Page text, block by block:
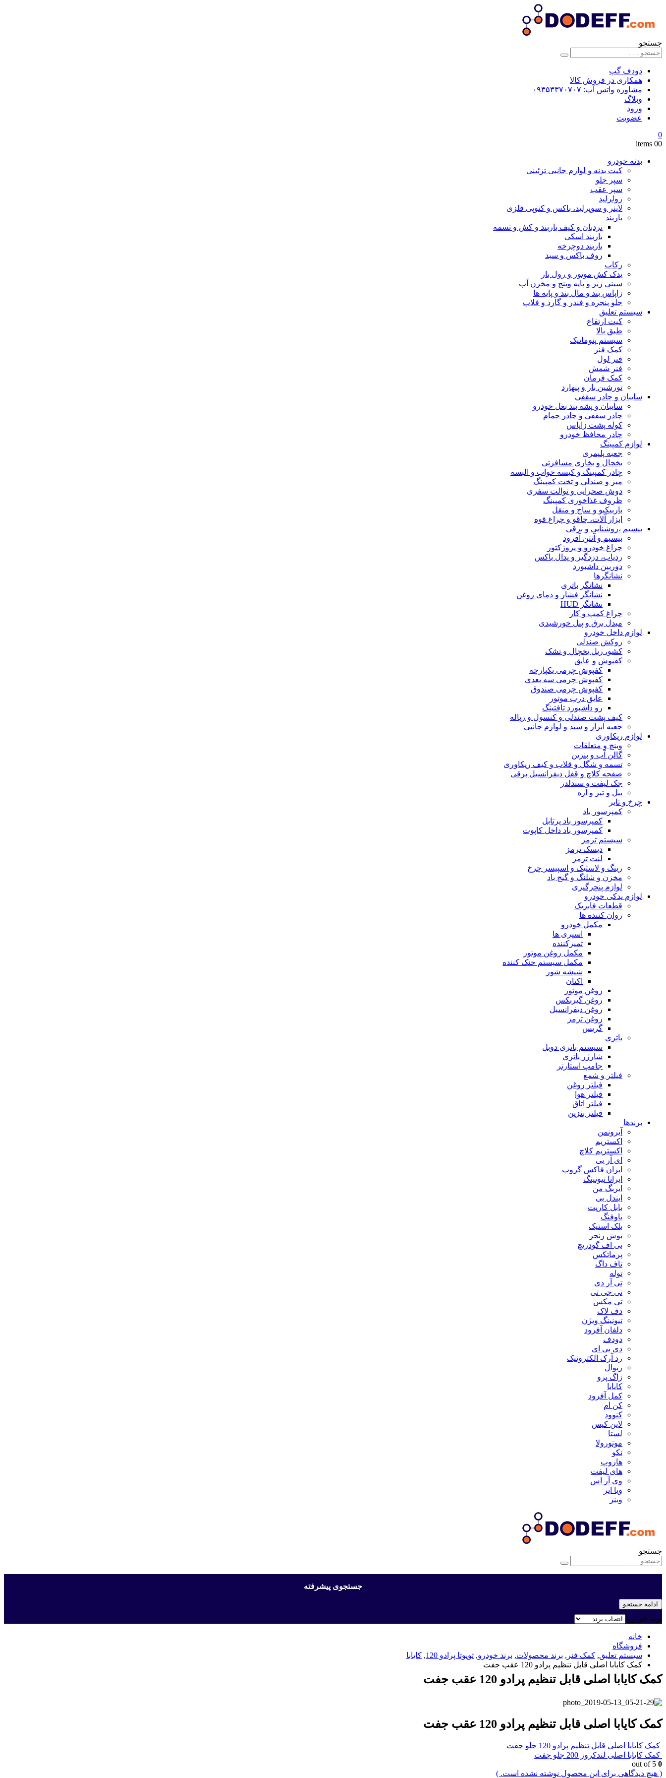
جستجو
دودف گپ
همکاری در فروش کالا
مشاوره واتس آپ: ۰۹۳۵۳۳۷۰۷۰۷
وبلاگ
ورود
عضویت
0
00 items
بدنه خودرو
کیت بدنه و لوازم جانبی تزئینی
سپر جلو
سپر عقب
رولرلید
لاینر و سوپرلید، باکس و کنوپی فلزی
باربند
نردبان و کیف باربند و کش و تسمه
باربند اسکی
باربند دوچرخه
روف باکس و سبد
رکاب
یدک کش موتور و رول بار
سینی زیر و پایه وینچ و مخزن آب
زاپاس بند و مال بند و پایه ها
جلو پنجره و فندر و گارد و فلاپ
سیستم تعلیق
کیت ارتفاع
طبق بالا
سیستم پنوماتیک
کمک فنر
فنر لول
فنر شمش
کمک فرمان
تورشین بار و پنهارد
سایبان و چادر سقفی
سایبان و پشه بند بغل خودرو
چادر سقفی و چادر حمام
کوله پشت زاپاس
چادر محافظ خودرو
لوازم کمپینگ
جعبه پلیمری
یخچال و بخاری مسافرتی
چادر کمپینگ و کیسه خواب و البسه
میز و صندلی و تخت کمپینگ
دوش صحرایی و توالت سفری
ظروف غذاخوری کمپینگ
باربیکیو و ساج و منقل
ابزار آلات، چاقو و چراغ قوه
بیسیم ،روشنایی و برقی
بیسیم و آنتن آفرود
چراغ خودرو و پروژکتور
ردیاب، دزدگیر و پدال باکس
دوربین داشبورد
نشانگرها
نشانگر باتری
نشانگر فشار و دمای روغن
نشانگر HUD
چراغ کمپ و کار
مبدل برق و پنل خورشیدی
لوازم داخل خودرو
روکش صندلی
کشو، ریل یخچال و تشک
کفپوش و عایق
کفپوش چرمی یکپارچه
کفپوش چرمی سه بعدی
کفپوش چرمی صندوق
عایق درب موتور
رو داشبورد تافتینگ
کیف پشت صندلی و کنسول و زباله
جعبه ابزار و سبد و لوازم جانبی
لوازم ریکاوری
وینچ و متعلقات
گالن آب و بنزین
تسمه و شگل و قلاب و کیف ریکاوری
صفحه کلاچ و قفل دیفرانسیل برقی
جک لیفت و سندلدر
بیل و تبر و اره
چرخ و تایر
کمپرسور باد
کمپرسور باد پرتابل
کمپرسور باد داخل کاپوت
سیستم ترمز
دیسک ترمز
لنت ترمز
رینگ و لاستیک و اسپیسر چرخ
مخزن و شلنگ و گیج باد
لوازم پنچرگیری
لوازم یدکی خودرو
قطعات فابریک
روان کننده ها
مکمل خودرو
اسپری ها
تمیزکننده
مکمل روغن موتور
مکمل سیستم خنک کننده
شیشه شور
اکتان
روغن موتور
روغن گیربکس
روغن دیفرانسیل
روغن ترمز
گریس
باتری
سیستم باتری دوبل
شارژر باتری
جامپ استارتر
فیلتر و شمع
فیلتر روغن
فیلتر هوا
فیلتر اتاق
فیلتر بنزین
برندها
آیرونمن
اکستریم
اکستریم کلاچ
ای آر بی
ایران فاکس گروپ
ایرانا تیونینگ
ایربگ من
ایندل بی
بابل کارپت
باوفنگ
بلک اسنیک
بوش رنجر
بی اف گودریچ
پرماتکس
تاف داگ
توله
تی آر دی
تی جی تی
تی مکس
دف لاک
تیونینگ ویژن
دلفان آفرود
دودف
دی بی ای
رد آرک الکترونیک
ریوال
زاگ پرو
کایابا
کمل آفرود
کن ام
کنوود
لاین کیس
لستا
موتورولا
نکو
هاروپ
های لیفت
وی آر اس
ویا ایر
وینز
جستجو
جستجوی پیشرفته
ادامه جستجو
برند خودرو
خانه
فروشگاه
سیستم تعلیق, کمک فنر , برند محصولات, برند خودرو, تویوتا پرادو 120 , کایابا
کمک کایابا اصلی قابل تنظیم پرادو 120 عقب جفت
کمک کایابا اصلی قابل تنظیم پرادو 120 عقب جفت
کمک کایابا اصلی قابل تنظیم پرادو 120 عقب جفت
کمک کایابا اصلی قابل تنظیم پرادو 120 جلو جفت
کمک کایابا اصلی لندکروز 200 جلو جفت
0
( هیچ دیدگاهی برای این محصول نوشته نشده است. )